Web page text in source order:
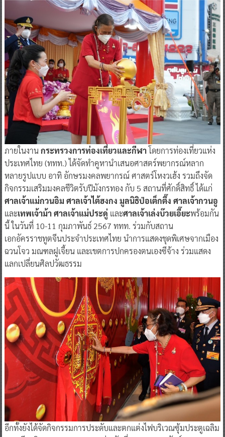
ภายในงานกระทรวงการท่องเที่ยวและกีฬาโดยการท่องเที่ยวแห่ง
ประเทศไทย (ททท.) ได้จัดทำคูหานำเสนอศาสตร์พยากรณ์หลาก
หลายรูปแบบ อาทิ อักษรมงคลพยากรณ์ ศาสตร์โหงวเฮ้ง รวมถึงจัด
กิจกรรมเสริมมงคลชีวิตรับปีมังกรทอง กับ 5 สถานที่ศักดิ์สิทธิ์ ได้แก่
ศาลเจ้าแม่กวนอิม ศาลเจ้าไต้ฮงกง มูลนิธิป่อเต็กตึ๊ง ศาลเจ้ากวนอู
และเทพเจ้าม้า ศาลเจ้าแม่ประดู่ และศาลเจ้าเล่งบ๊วยเอี๊ยะพร้อมกัน
นี้ ในวันที่ 10-11 กุมภาพันธ์ 2567 ททท. ร่วมกับสถาน
เอกอัครราชทูตจีนประจำประเทศไทย นำการแสดงชุดพิเศษจากเมือง
ฉวนโจว มณฑลฝูเจี้ยน และเขตการปกครองตนเองซีจ้าง ร่วมแสดง
แลกเปลี่ยนศิลปวัฒธรรม
อีกทั้งยังได้จัดกิจกรรมการประดับและตกแต่งไฟบริเวณซุ้มประตูเฉลิม